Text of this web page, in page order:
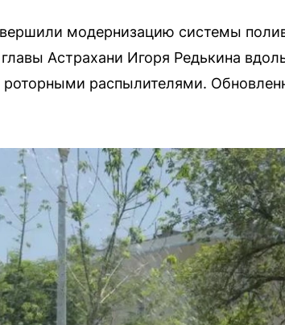
модернизацию системы
Астрахани Игоря Редькина
распылителями.